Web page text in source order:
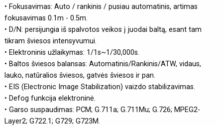
• Fokusavimas: Auto / rankinis / pusiau automatinis, artimas
fokusavimas 0.1m - 0.5m.
• D/N: persijungia iš spalvotos veikos į juodai baltą, esant tam
tikram šviesos intensyvumui.
• Elektroninis užlaikymas: 1/1s~1/30,000s.
• Baltos šviesos balansas: Automatinis/Rankinis/ATW, vidaus,
lauko, natūralios šviesos, gatvės šviesos ir pan.
• EIS (Electronic Image Stabilization) vaizdo stabilizavimas.
• Defog funkcija elektroninė.
• Garso suspaudimas: PCM; G.711a; G.711Mu; G.726; MPEG2-
Layer2; G722.1; G729; G723M.